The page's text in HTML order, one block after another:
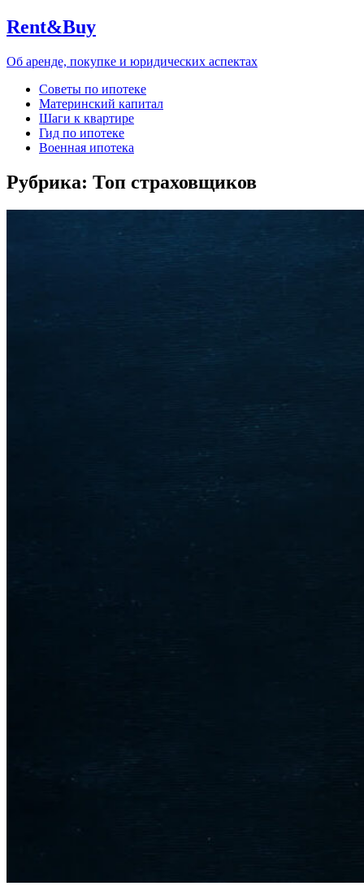
Rent&Buy
Об аренде, покупке и юридических аспектах
Советы по ипотеке
Материнский капитал
Шаги к квартире
Гид по ипотеке
Военная ипотека
Рубрика: Топ страховщиков